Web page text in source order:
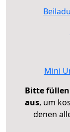
Mini
Bitte
aus, um
denen